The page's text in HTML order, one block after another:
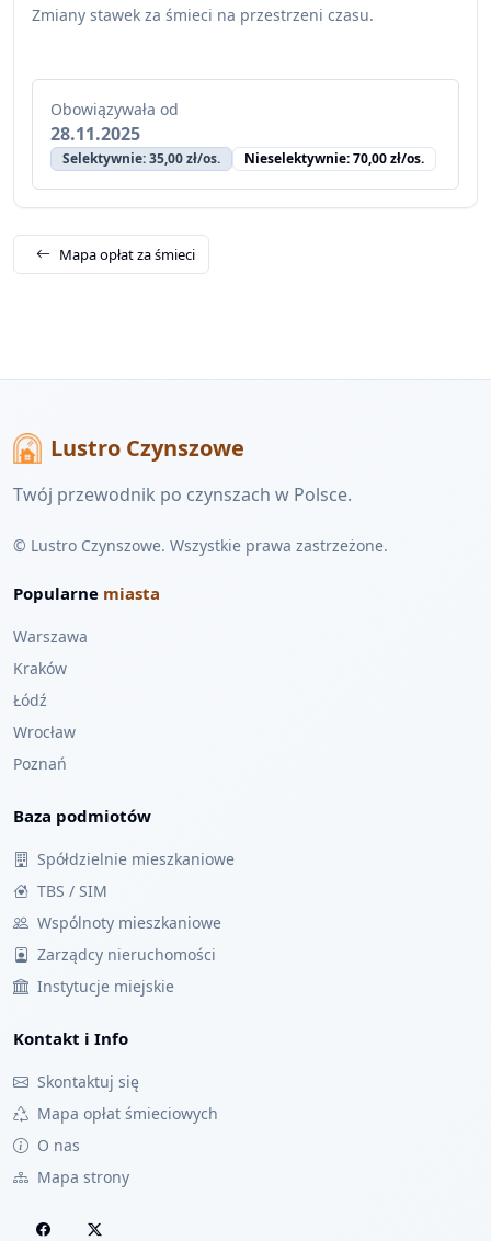
Zmiany stawek za śmieci na przestrzeni czasu.
Obowiązywała od
28.11.2025
Selektywnie: 35,00 zł/os. Nieselektywnie: 70,00 zł/os.
Mapa opłat za śmieci
Lustro Czynszowe
Twój przewodnik po czynszach w Polsce.
© Lustro Czynszowe. Wszystkie prawa zastrzeżone.
Popularne miasta
Warszawa
Kraków
Łódź
Wrocław
Poznań
Baza podmiotów
Spółdzielnie mieszkaniowe
TBS / SIM
Wspólnoty mieszkaniowe
Zarządcy nieruchomości
Instytucje miejskie
Kontakt i Info
Skontaktuj się
Mapa opłat śmieciowych
O nas
Mapa strony